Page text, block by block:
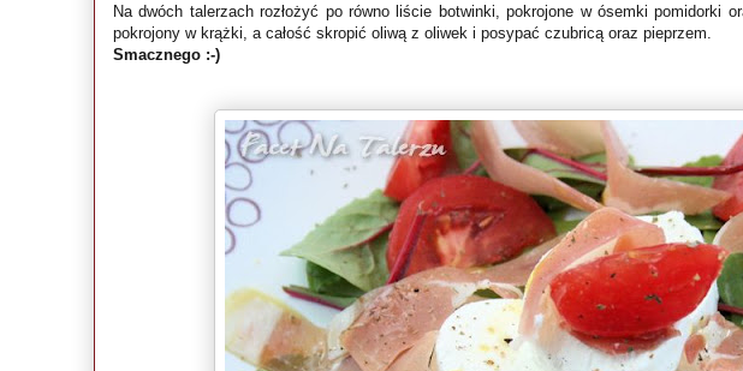
Na dwóch talerzach rozłożyć po równo liście botwinki, pokrojone w ósemki pomidorki
pokrojony w krążki, a całość skropić oliwą z oliwek i posypać czubricą oraz pieprzem.
Smacznego :-)